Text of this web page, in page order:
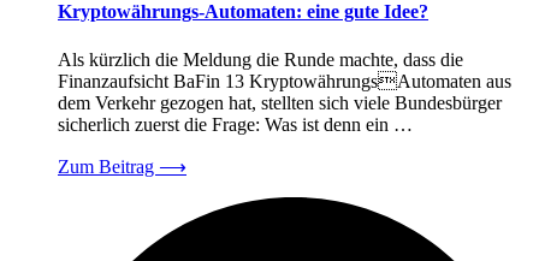
Kryptowährungs-Automaten: eine gute Idee?
Als kürzlich die Meldung die Runde machte, dass die
Finanzaufsicht BaFin 13 KryptowährungsAutomaten aus
dem Verkehr gezogen hat, stellten sich viele Bundesbürger
sicherlich zuerst die Frage: Was ist denn ein …
Zum Beitrag ⟶